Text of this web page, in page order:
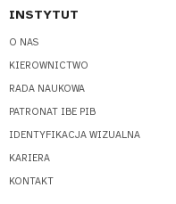
INSTYTUT
O NAS
KIEROWNICTWO
RADA NAUKOWA
PATRONAT IBE PIB
IDENTYFIKACJA WIZUALNA
KARIERA
KONTAKT